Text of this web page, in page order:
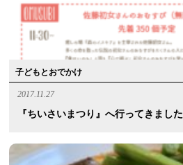
子どもとおでかけ
2017.11.27
『ちいさいまつり』へ行ってきました